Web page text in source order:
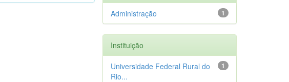
1
Administração
Instituição
1
Universidade Federal Rural do
Rio...